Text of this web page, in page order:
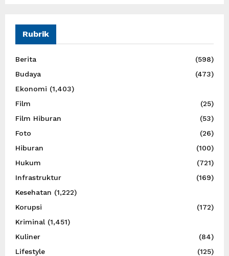
Rubrik
Berita
(598)
Budaya
(473)
Ekonomi (1,403)
Film
(25)
Film Hiburan
(53)
Foto
(26)
Hiburan
(100)
Hukum
(721)
Infrastruktur
(169)
Kesehatan (1,222)
Korupsi
(172)
Kriminal (1,451)
Kuliner
(84)
Lifestyle
(125)